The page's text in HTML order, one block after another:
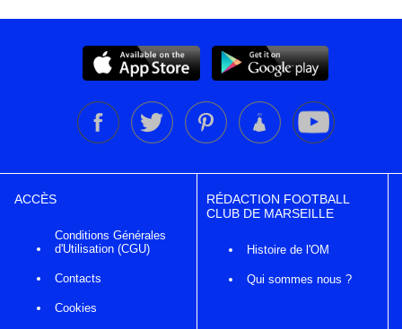
ACCÈS
Conditions Générales
d'Utilisation (CGU)
Contacts
Cookies
RÉDACTION FOOTBALL
CLUB DE MARSEILLE
Histoire de l'OM
Qui sommes nous ?